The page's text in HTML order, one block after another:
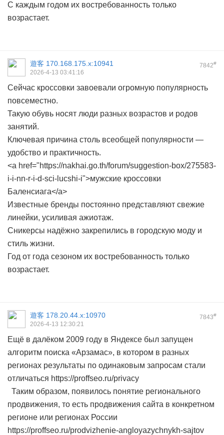
С каждым годом их востребованность только
возрастает.
7842#
遊客 170.168.175.x:10941
2026-4-13 03:41:16
Сейчас кроссовки завоевали огромную популярность
повсеместно.
Такую обувь носят люди разных возрастов и родов
занятий.
Ключевая причина столь всеобщей популярности —
удобство и практичность.
<a href="https://nakhai.go.th/forum/suggestion-box/275583-
i-i-nn-r-i-d-sci-lucshi-i">мужские кроссовки
Баленсиага</a>
Известные бренды постоянно представляют свежие
линейки, усиливая ажиотаж.
Сникерсы надёжно закрепились в городскую моду и
стиль жизни.
Год от года сезоном их востребованность только
возрастает.
7843#
遊客 178.20.44.x:10970
2026-4-13 12:30:21
Ещё в далёком 2009 году в Яндексе был запущен
алгоритм поиска «Арзамас», в котором в разных
регионах результаты по одинаковым запросам стали
отличаться https://proffseo.ru/privacy
Таким образом, появилось понятие регионального
продвижения, то есть продвижения сайта в конкретном
регионе или регионах России
https://proffseo.ru/prodvizhenie-angloyazychnykh-sajtov